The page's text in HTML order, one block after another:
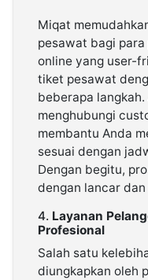
Miqat
pesawat bagi
online yang user-
tiket pesawat
beberapa
menghubungi
membantu Anda
sesuai dengan
Dengan begitu,
dengan lancar
4. Layanan
Profesional
Salah satu
diungkapkan oleh